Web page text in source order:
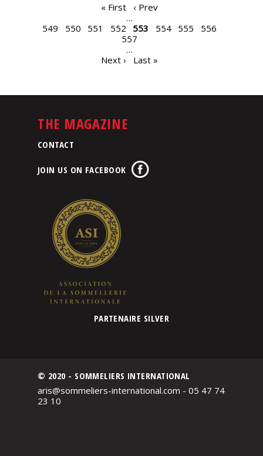
« First
‹ Prev
…
549
550 551 552 553 554 555
556
557
…
Next ›
Last »
THE MAGAZINE
CONTACT
JOIN US ON FACEBOOK
PARTENAIRE SILVER
© 2020 - SOMMELIERS INTERNATIONAL
aris@sommeliers-international.com - 05 47 74
23 10